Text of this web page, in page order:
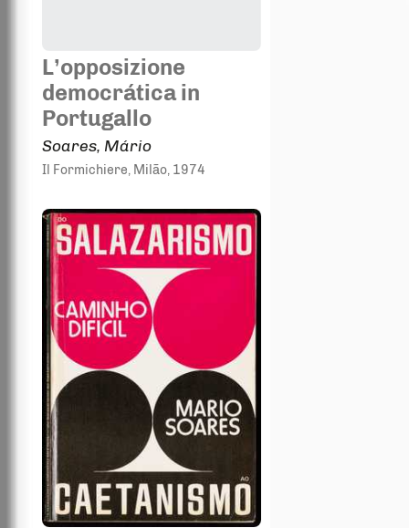
L’opposizione
democrática in
Portugallo
Soares, Mário
Il Formichiere, Milão, 1974